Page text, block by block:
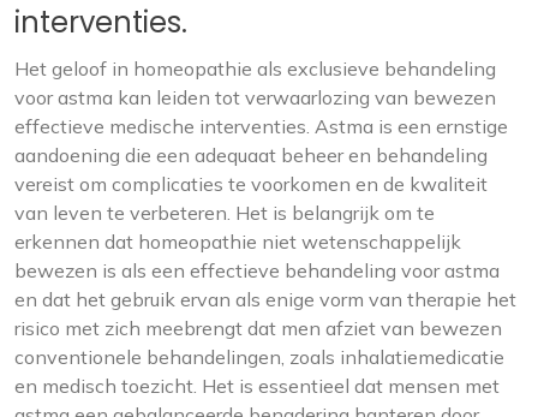
interventies.
Het geloof in homeopathie als exclusieve behandeling
voor astma kan leiden tot verwaarlozing van bewezen
effectieve medische interventies. Astma is een ernstige
aandoening die een adequaat beheer en behandeling
vereist om complicaties te voorkomen en de kwaliteit
van leven te verbeteren. Het is belangrijk om te
erkennen dat homeopathie niet wetenschappelijk
bewezen is als een effectieve behandeling voor astma
en dat het gebruik ervan als enige vorm van therapie het
risico met zich meebrengt dat men afziet van bewezen
conventionele behandelingen, zoals inhalatiemedicatie
en medisch toezicht. Het is essentieel dat mensen met